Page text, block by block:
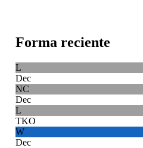
Forma reciente
L
Dec
NC
Dec
L
TKO
W
Dec